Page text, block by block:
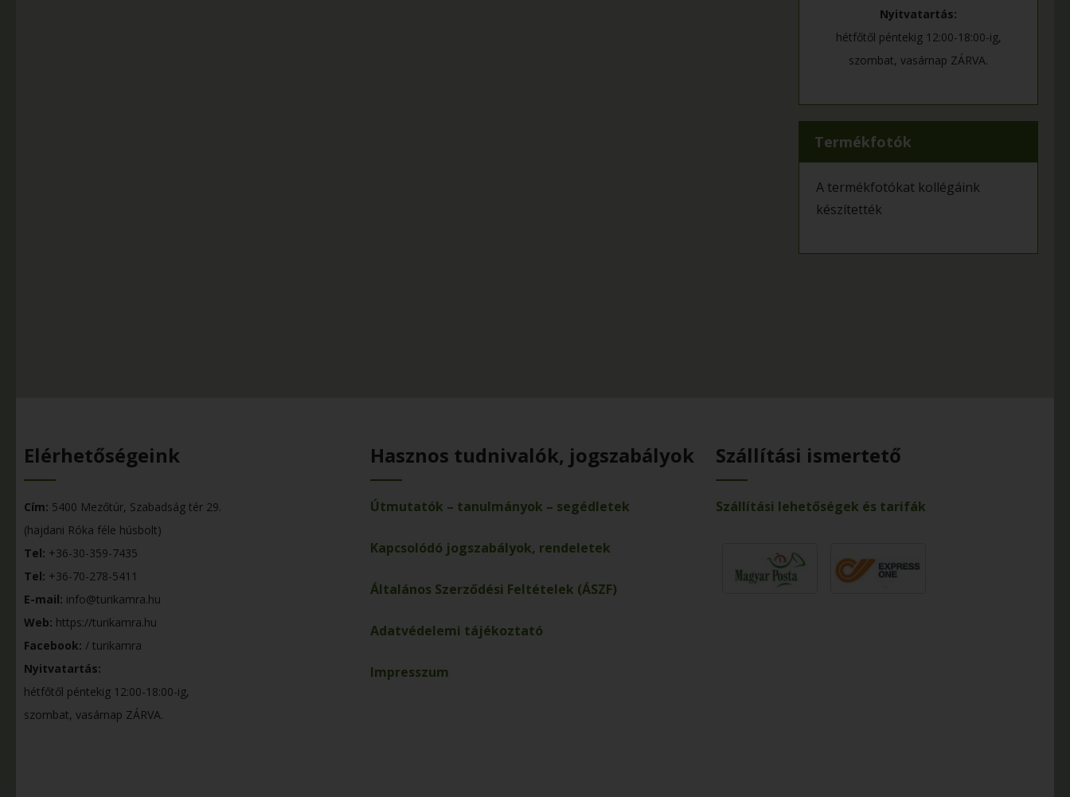
Nyitvatartás:
hétfőtől péntekig 12:00-18:00-ig,
szombat, vasárnap ZÁRVA.
Termékfotók
A termékfotókat kollégáink
készítették
Elérhetőségeink
Cím: 5400 Mezőtúr, Szabadság tér 29.
(hajdani Róka féle húsbolt)
Tel: +36-30-359-7435
Tel: +36-70-278-5411
E-mail: info@turikamra.hu
Web: https://turikamra.hu
Facebook: / turikamra
Nyitvatartás:
hétfőtől péntekig 12:00-18:00-ig,
szombat, vasárnap ZÁRVA.
Hasznos tudnivalók, jogszabályok
Útmutatók – tanulmányok – segédletek
Kapcsolódó jogszabályok, rendeletek
Általános Szerződési Feltételek (ÁSZF)
Adatvédelemi tájékoztató
Impresszum
Szállítási ismertető
Szállítási lehetőségek és tarifák